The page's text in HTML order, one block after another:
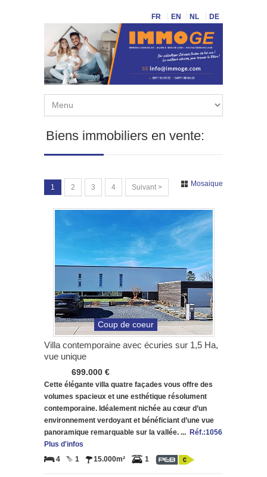
FR EN NL DE
Biens immobiliers en vente:
1 2 3 4 Suivant > Mosaique
Coup de coeur
Villa contemporaine avec écuries sur 1,5 Ha,
vue unique
699.000 €
Cette élégante villa quatre façades vous offre des
volumes spacieux et une esthétique résolument
contemporaine. Idéalement nichée au cœur d’un
environnement verdoyant et bénéficiant d’une vue
panoramique remarquable sur la vallée. ... Réf.:1056
Plus d'infos
4
1 15.000m² 1